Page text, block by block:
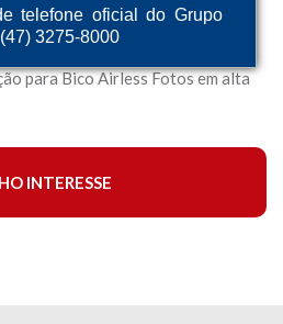
telefone oficial do Grupo
3275-8000
para Bico Airless Fotos em alta
INTERESSE